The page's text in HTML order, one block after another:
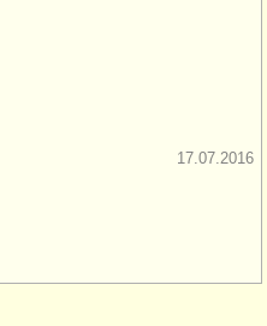
17.07.2016